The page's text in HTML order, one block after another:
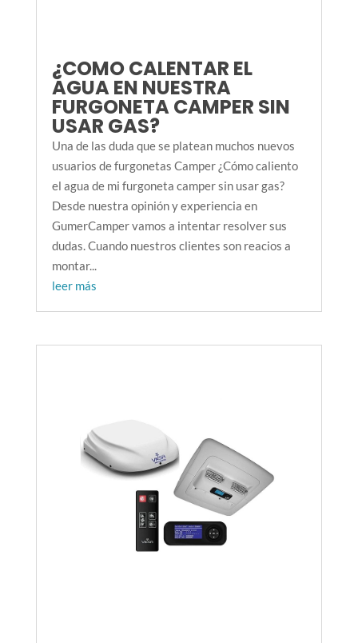
¿COMO CALENTAR EL
AGUA EN NUESTRA
FURGONETA CAMPER SIN
USAR GAS?
Una de las duda que se platean muchos nuevos
usuarios de furgonetas Camper ¿Cómo caliento
el agua de mi furgoneta camper sin usar gas?
Desde nuestra opinión y experiencia en
GumerCamper vamos a intentar resolver sus
dudas. Cuando nuestros clientes son reacios a
montar...
leer más